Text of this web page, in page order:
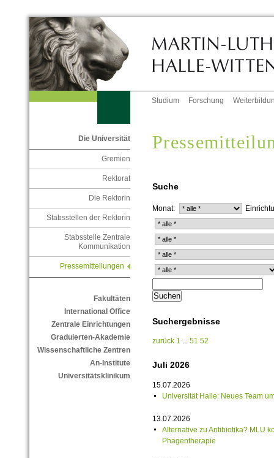
Studium Forschung
Die Universität
Gremien
Rektorat
Die Rektorin
Stabsstellen der Rektorin
Stabsstelle Zentrale
Kommunikation
Pressemitteilungen
Fakultäten
International Office
Zentrale Einrichtungen
Graduierten-Akademie
Wissenschaftliche Zentren
An-Institute
Universitätsklinikum
Suche
Monat:
Suchergebnisse
zurück 1 ... 51 52
Juli 2026
15.07.2026
Universität Halle: Neues Team
13.07.2026
Alternative zu Antibiotika? MLU
Phagentherapie